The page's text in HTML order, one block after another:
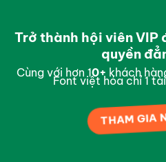
Trở thành hội viên VIP
quyền
Cùng với hơn 10+ khách
Font việt hóa chỉ 1
THAM GIA